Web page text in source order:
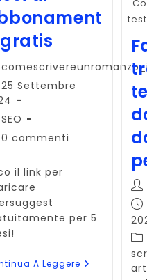
25 Settembre
SEO
0 commenti
il link per
per 5
A Leggere
In